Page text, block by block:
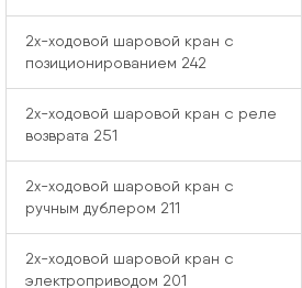
2x-ходовой шаровой кран с
позиционированием 242
2x-ходовой шаровой кран с реле
возврата 251
2x-ходовой шаровой кран с
ручным дублером 211
2x-ходовой шаровой кран с
электроприводом 201